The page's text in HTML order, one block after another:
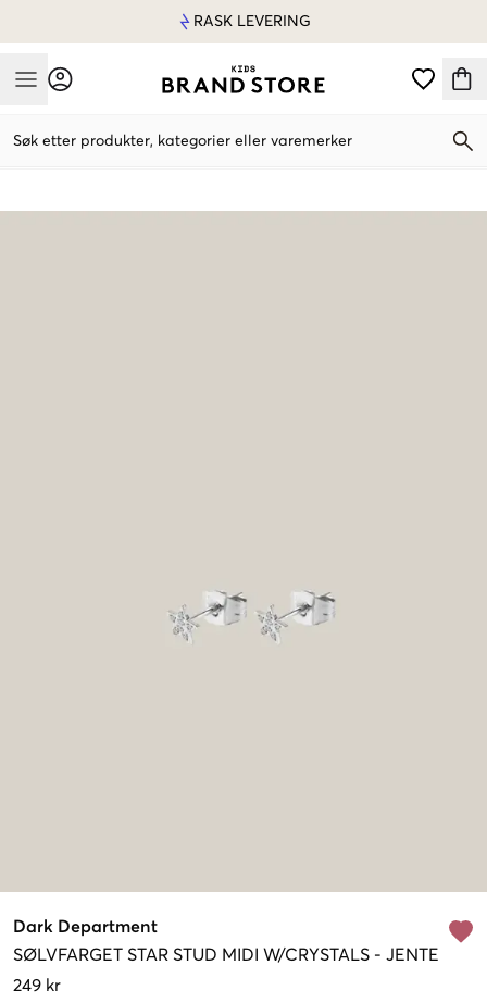
RASK LEVERING
Mobile Menu
Søk etter produkter, kategorier eller varemerker
Dark Department
SØLVFARGET STAR STUD MIDI W/CRYSTALS - JENTE
249 kr